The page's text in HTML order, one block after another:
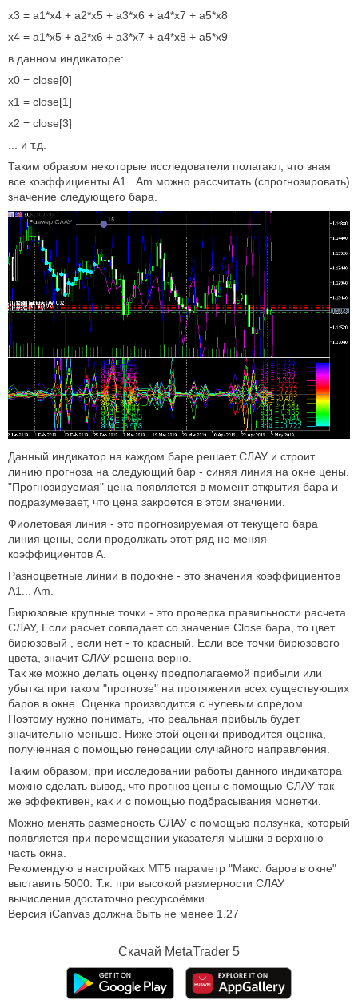
x3 = a1*x4 + a2*x5 + a3*x6 + a4*x7 + a5*x8
x4 = a1*x5 + a2*x6 + a3*x7 + a4*x8 + a5*x9
в данном индикаторе:
x0 = close[0]
x1 = close[1]
x2 = close[3]
... и т.д.
Таким образом некоторые исследователи полагают, что зная
все коэффициенты A1...Am можно рассчитать (спрогнозировать)
значение следующего бара.
Данный индикатор на каждом баре решает СЛАУ и строит
линию прогноза на следующий бар - синяя линия на окне цены.
"Прогнозируемая" цена появляется в момент открытия бара и
подразумевает, что цена закроется в этом значении.
Фиолетовая линия - это прогнозируемая от текущего бара
линия цены, если продолжать этот ряд не меняя
коэффициентов А.
Разноцветные линии в подокне - это значения коэффициентов
A1... Am.
Бирюзовые крупные точки - это проверка правильности расчета
СЛАУ, Если расчет совпадает со значение Close бара, то цвет
бирюзовый , если нет - то красный. Если все точки бирюзового
цвета, значит СЛАУ решена верно.
Так же можно делать оценку предполагаемой прибыли или
убытка при таком "прогнозе" на протяжении всех существующих
баров в окне. Оценка производится с нулевым спредом.
Поэтому нужно понимать, что реальная прибыль будет
значительно меньше. Ниже этой оценки приводится оценка,
полученная с помощью генерации случайного направления.
Таким образом, при исследовании работы данного индикатора
можно сделать вывод, что прогноз цены с помощью СЛАУ так
же эффективен, как и с помощью подбрасывания монетки.
Можно менять размерность СЛАУ с помощью ползунка, который
появляется при перемещении указателя мышки в верхнюю
часть окна.
Рекомендую в настройках MT5 параметр "Макс. баров в окне"
выставить 5000. Т.к. при высокой размерности СЛАУ
вычисления достаточно ресурсоёмки.
Версия iCanvas должна быть не менее 1.27
Скачай MetaTrader 5